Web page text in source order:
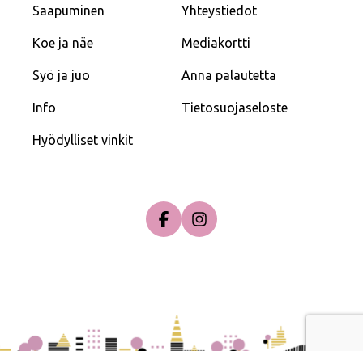
Saapuminen
Koe ja näe
Syö ja juo
Info
Hyödylliset vinkit
Yhteystiedot
Mediakortti
Anna palautetta
Tietosuojaseloste